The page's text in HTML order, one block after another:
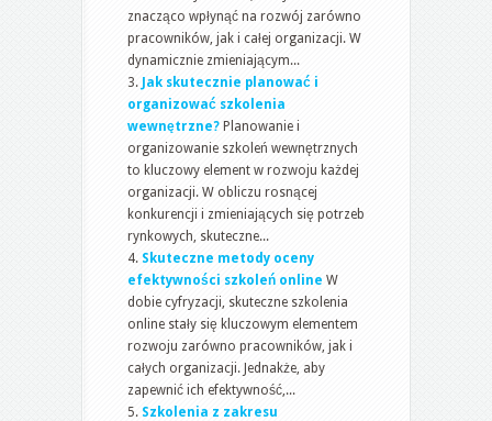
znacząco wpłynąć na rozwój zarówno
pracowników, jak i całej organizacji. W
dynamicznie zmieniającym...
Jak skutecznie planować i
organizować szkolenia
wewnętrzne? Planowanie i
organizowanie szkoleń wewnętrznych
to kluczowy element w rozwoju każdej
organizacji. W obliczu rosnącej
konkurencji i zmieniających się potrzeb
rynkowych, skuteczne...
Skuteczne metody oceny
efektywności szkoleń online W
dobie cyfryzacji, skuteczne szkolenia
online stały się kluczowym elementem
rozwoju zarówno pracowników, jak i
całych organizacji. Jednakże, aby
zapewnić ich efektywność,...
Szkolenia z zakresu